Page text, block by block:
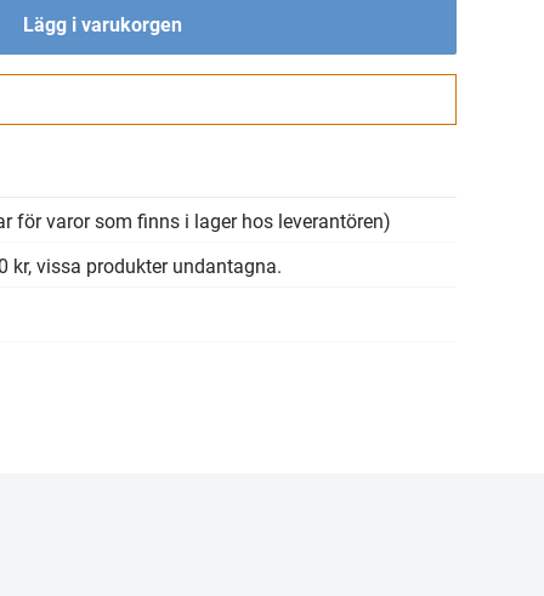
Lägg i varukorgen
för varor som finns i lager hos leverantören)
kr, vissa produkter undantagna.